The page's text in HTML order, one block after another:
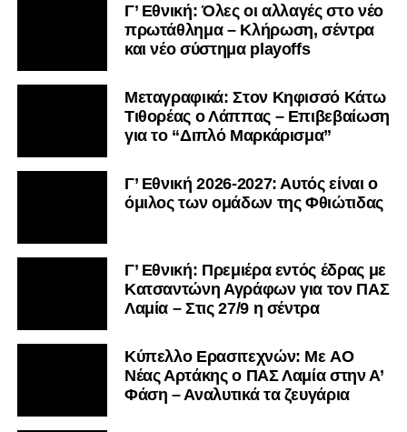
Γ’ Εθνική: Όλες οι αλλαγές στο νέο
πρωτάθλημα – Κλήρωση, σέντρα
και νέο σύστημα playoffs
Μεταγραφικά: Στον Κηφισσό Κάτω
Τιθορέας ο Λάππας – Επιβεβαίωση
για το “Διπλό Μαρκάρισμα”
Γ’ Εθνική 2026-2027: Αυτός είναι ο
όμιλος των ομάδων της Φθιώτιδας
Γ’ Εθνική: Πρεμιέρα εντός έδρας με
Κατσαντώνη Αγράφων για τον ΠΑΣ
Λαμία – Στις 27/9 η σέντρα
Kύπελλο Ερασιτεχνών: Με AO
Nέας Αρτάκης ο ΠΑΣ Λαμία στην Α’
Φάση – Αναλυτικά τα ζευγάρια